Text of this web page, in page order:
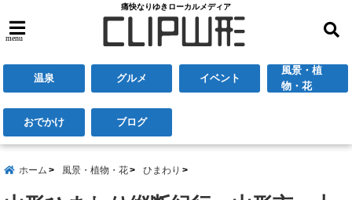
痛快なりゆきローカルメディア
menu
温泉 グルメ イベント
風景・植
物・花
おでかけ ブログ
ホーム 風景・植物・花 ひまわり